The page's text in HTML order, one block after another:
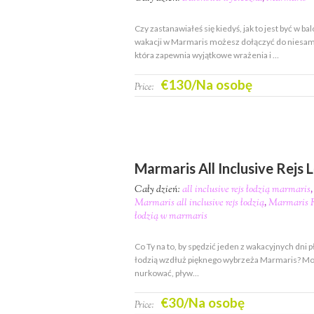
Czy zastanawiałeś się kiedyś, jak to jest być w
wakacji w Marmaris możesz dołączyć do
która zapewnia wyjątkowe wrażenia i …
Price: €130/Na osobę
Marmaris All Inclusive Rejs
Cały dzień: all inclusive rejs łodzią marmaris,
Marmaris all inclusive rejs łodzią,Marmaris
łodzią w marmaris
Co Ty na to, by spędzić jeden z wakacyjnych dni
łodzią wzdłuż pięknego wybrzeża Marmaris?
nurkować, pływ…
Price: €30/Na osobę